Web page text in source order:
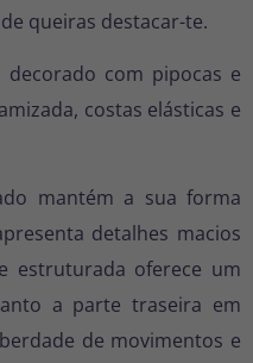
queiras destacar-te.
com pipocas e
costas elásticas e
mantém a sua forma
detalhes macios
estruturada oferece um
a parte traseira em
de movimentos e